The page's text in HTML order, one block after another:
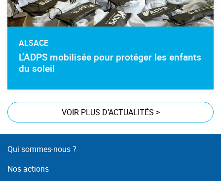
ALSACE
L’ADPS mobilisée pour protéger les enfants
du soleil
VOIR PLUS D’ACTUALITÉS >
Qui sommes-nous ?
Nos actions